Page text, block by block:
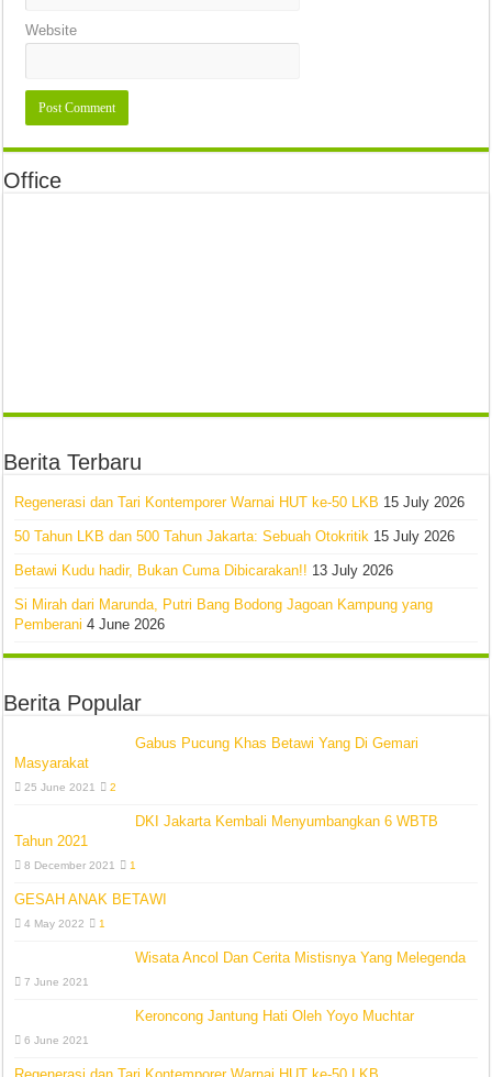
Website
Office
Berita Terbaru
Regenerasi dan Tari Kontemporer Warnai HUT ke-50 LKB 15 July 2026
50 Tahun LKB dan 500 Tahun Jakarta: Sebuah Otokritik 15 July 2026
Betawi Kudu hadir, Bukan Cuma Dibicarakan!! 13 July 2026
Si Mirah dari Marunda, Putri Bang Bodong Jagoan Kampung yang
Pemberani 4 June 2026
Berita Popular
Gabus Pucung Khas Betawi Yang Di Gemari
Masyarakat
25 June 2021 2
DKI Jakarta Kembali Menyumbangkan 6 WBTB
Tahun 2021
8 December 2021 1
GESAH ANAK BETAWI
4 May 2022 1
Wisata Ancol Dan Cerita Mistisnya Yang Melegenda
7 June 2021
Keroncong Jantung Hati Oleh Yoyo Muchtar
6 June 2021